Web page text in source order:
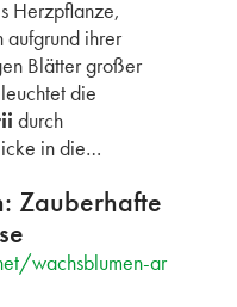
Herzpflanze,
aufgrund ihrer
Blätter großer
die
durch
in die…
Zauberhafte
wachsblumen-ar